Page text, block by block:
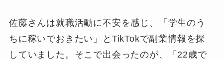
佐藤さんは就職活動に不安を感じ、「学生のう
ちに稼いでおきたい」とTikTokで副業情報を探
していました。そこで出会ったのが、「22歳で